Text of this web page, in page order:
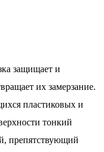
защищает и
их замерзание.
пластиковых и
тонкий
препятствующий